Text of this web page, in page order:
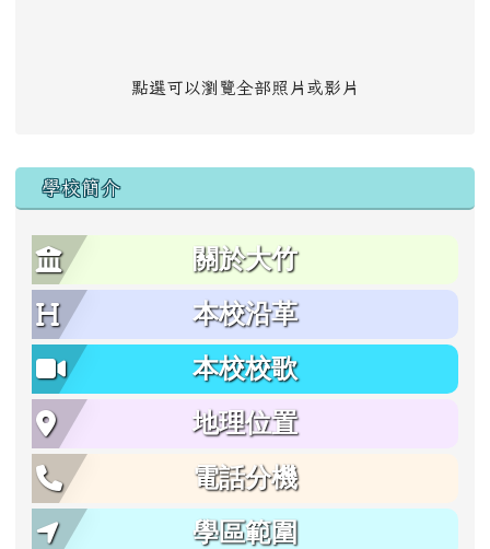
點選可以瀏覽全部照片或影片
學校簡介
關於大竹
本校沿革
本校校歌
地理位置
電話分機
學區範圍